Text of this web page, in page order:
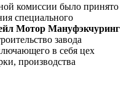
комиссии было принято
специального
Мотор Мануфэкчуринг
завода
в себя цех
производства